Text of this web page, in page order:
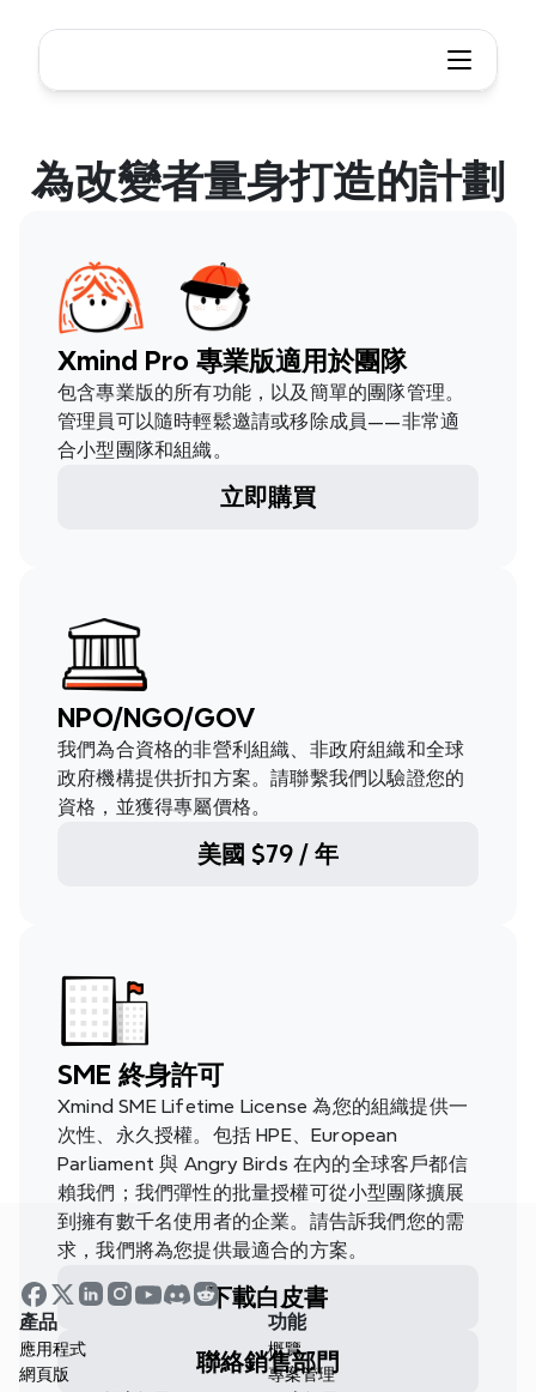
為改變者量身打造的計劃
Xmind Pro 專業版適用於團隊
包含專業版的所有功能，以及簡單的團隊管理。
管理員可以隨時輕鬆邀請或移除成員——非常適
合小型團隊和組織。
立即購買
NPO/NGO/GOV
我們為合資格的非營利組織、非政府組織和全球
政府機構提供折扣方案。請聯繫我們以驗證您的
資格，並獲得專屬價格。
美國 $79 / 年
SME 終身許可
Xmind SME Lifetime License 為您的組織提供一
次性、永久授權。包括 HPE、European
Parliament 與 Angry Birds 在內的全球客戶都信
賴我們；我們彈性的批量授權可從小型團隊擴展
到擁有數千名使用者的企業。請告訴我們您的需
求，我們將為您提供最適合的方案。
下載白皮書
聯絡銷售部門
產品
應用程式
網頁版
功能
概覽
專案管理